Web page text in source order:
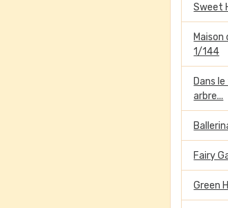
Sweet
Maison
1/144
Dans
arbre...
Fairy
Green